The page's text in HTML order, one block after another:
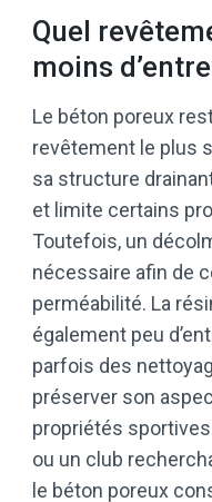
Quel
moins
Le béton poreux
revêtement le plus
sa structure
et limite certains
Toutefois, un
nécessaire afin de
perméabilité. La
également peu
parfois des
préserver son
propriétés
ou un club
le béton poreux